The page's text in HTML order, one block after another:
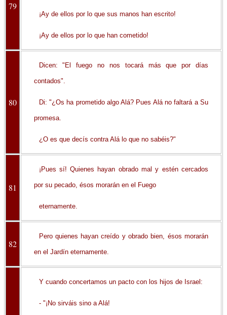
79
¡Ay de ellos por lo que sus manos han escrito!
¡Ay de ellos por lo que han cometido!
80
Dicen: "El fuego no nos tocará más que por días
contados".
Di: "¿Os ha prometido algo Alá? Pues Alá no faltará a Su
promesa.
¿O es que decís contra Alá lo que no sabéis?"
81
¡Pues sí! Quienes hayan obrado mal y estén cercados
por su pecado, ésos morarán en el Fuego
eternamente.
82
Pero quienes hayan creído y obrado bien, ésos morarán
en el Jardín eternamente.
Y cuando concertamos un pacto con los hijos de Israel:
- "¡No sirváis sino a Alá!